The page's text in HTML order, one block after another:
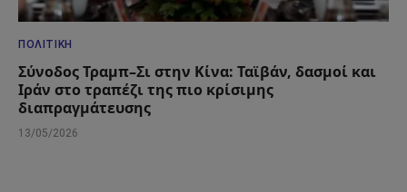
ΠΟΛΙΤΙΚΉ
Σύνοδος Τραμπ–Σι στην Κίνα: Ταϊβάν, δασμοί και
Ιράν στο τραπέζι της πιο κρίσιμης
διαπραγμάτευσης
13/05/2026